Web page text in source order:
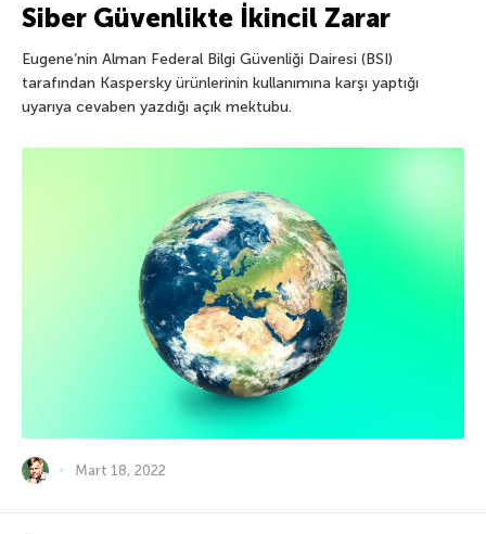
Siber Güvenlikte İkincil Zarar
Eugene’nin Alman Federal Bilgi Güvenliği Dairesi (BSI)
tarafından Kaspersky ürünlerinin kullanımına karşı yaptığı
uyarıya cevaben yazdığı açık mektubu.
Mart 18, 2022